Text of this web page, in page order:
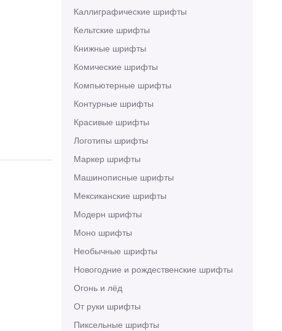
Каллиграфические шрифты
Кельтские шрифты
Книжные шрифты
Комические шрифты
Компьютерные шрифты
Контурные шрифты
Красивые шрифты
Логотипы шрифты
Маркер шрифты
Машинописные шрифты
Мексиканские шрифты
Модерн шрифты
Моно шрифты
Необычные шрифты
Новогодние и рождественские шрифты
Огонь и лёд
От руки шрифты
Пиксельные шрифты